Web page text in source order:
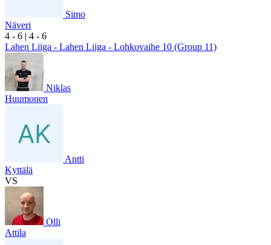
Simo
Näveri
4 - 6 | 4 - 6
Lahen Liiga - Lahen Liiga - Lohkovaihe 10 (Group 11)
Niklas
Huumonen
Antti
Kyttälä
VS
Olli
Attila